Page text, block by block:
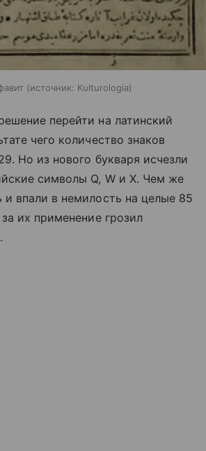
источник: Kulturologia
перейти на латинский
чего количество знаков
Но из нового букваря исчезли
символы Q, W и X. Чем же
и впали в немилость на целые 85
их применение грозил